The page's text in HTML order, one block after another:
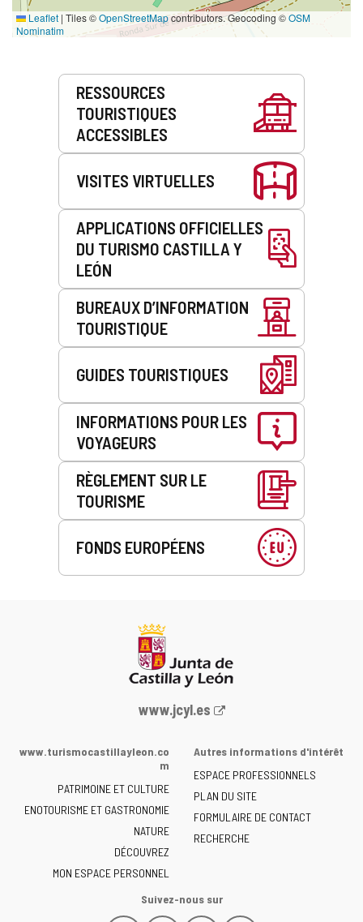
Leaflet | Tiles ©OpenStreetMapcontributors. Geocoding ©OSM
Nominatim
Prestations
RESSOURCES
TOURISTIQUES
ACCESSIBLES
VISITES VIRTUELLES
APPLICATIONS OFFICIELLES
DU TURISMO CASTILLA Y
LEÓN
BUREAUX D’INFORMATION
TOURISTIQUE
GUIDES TOURISTIQUES
INFORMATIONS POUR LES
VOYAGEURS
RÈGLEMENT SUR LE
TOURISME
FONDS EUROPÉENS
Portail
la
de
Castilla
y
León
-
www.jcyl.es
www.turismocastillayleon.co
m
PATRIMOINE ET CULTURE
ENOTOURISME ET GASTRONOMIE
NATURE
DÉCOUVREZ
MON ESPACE PERSONNEL
Autres informations d'intérêt
ESPACE PROFESSIONNELS
PLAN DU SITE
FORMULAIRE DE CONTACT
RECHERCHE
Suivez-nous sur